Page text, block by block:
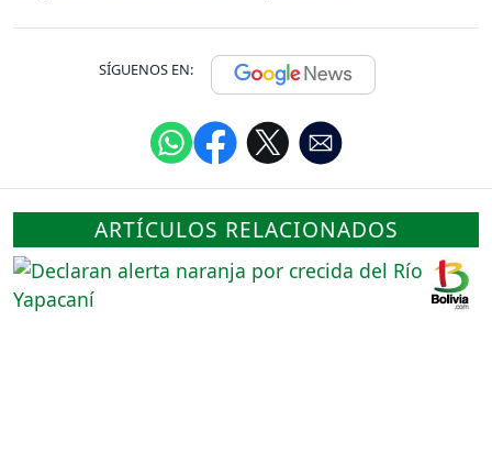
SÍGUENOS EN:
ARTÍCULOS RELACIONADOS